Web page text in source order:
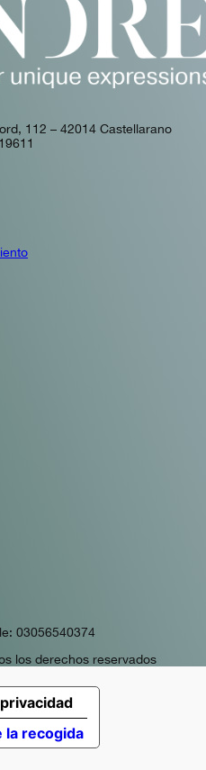
112 – 42014 Castellarano
03056540374
los derechos reservados
la recogida